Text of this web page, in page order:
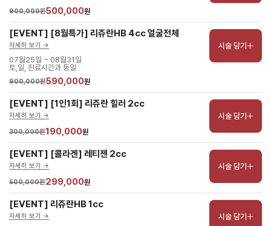
900,000원500,000원
[EVENT] [8월특가] 리쥬란HB 4cc 얼굴전체
자세히 보기 ->
07월25일 ~ 08월31일
토,일, 진료시간과 동일
900,000원590,000원
시술 담기
[EVENT] [1인1회] 리쥬란 힐러 2cc
자세히 보기 ->
300,000원190,000원
시술 담기
[EVENT] [콜라겐] 레티젠 2cc
자세히 보기 ->
500,000원299,000원
시술 담기
[EVENT] 리쥬란HB 1cc
자세히 보기 -> 시술 담기